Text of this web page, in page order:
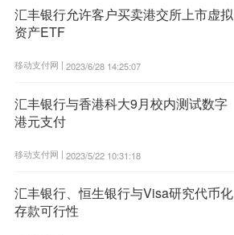
汇丰银行允许客户买卖港交所上市虚拟
资产ETF
移动支付网 | 2023/6/28 14:25:07
汇丰银行与香港科大9月校内测试数字
港元支付
移动支付网 | 2023/5/22 10:31:18
汇丰银行、恒生银行与Visa研究代币化
存款可行性